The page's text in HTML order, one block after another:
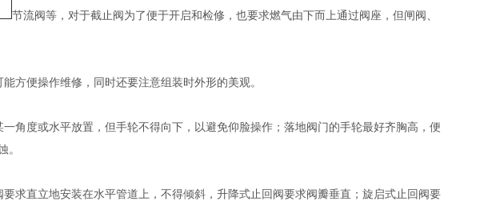
节流阀等，对于截止阀为了便于开启和检修，也要求燃气由下而上通过阀座，但闸阀、
方便操作维修，同时还要注意组装时外形的美观。
角度或水平放置，但手轮不得向下，以避免仰脸操作；落地阀门的手轮最好齐胸高，便
。
求直立地安装在水平管道上，不得倾斜，升降式止回阀要求阀瓣垂直；旋启式止回阀要